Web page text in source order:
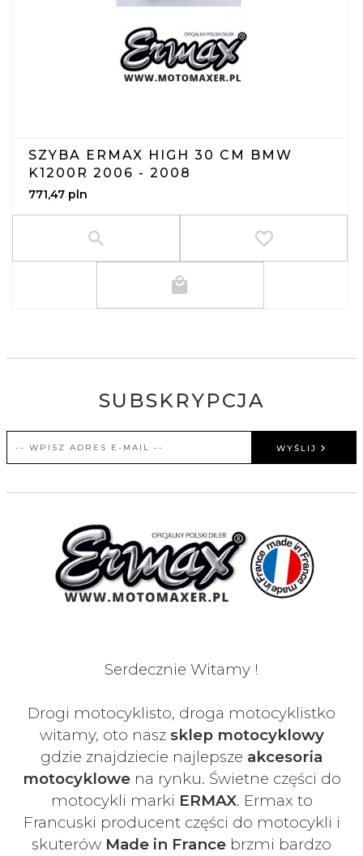
SZYBA ERMAX HIGH 30 CM BMW
K1200R 2006 - 2008
771,47 pln
SUBSKRYPCJA
WYŚLIJ
Serdecznie Witamy !
Drogi motocyklisto, droga motocyklistko
witamy, oto nasz sklep motocyklowy
gdzie znajdziecie najlepsze akcesoria
motocyklowena rynku. Świetne części do
motocykli marki ERMAX. Ermax to
Francuski producent części do motocykli i
skuterów Made in France brzmi bardzo